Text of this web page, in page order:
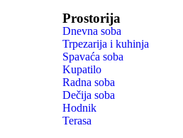
Prostorija
Dnevna soba
Trpezarija i kuhinja
Spavaća soba
Kupatilo
Radna soba
Dečija soba
Hodnik
Terasa